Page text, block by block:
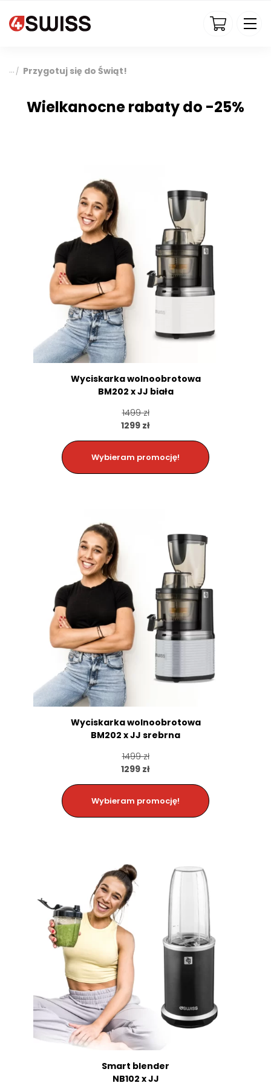
4swiss.pl
/ Przygotuj się do Świąt!
Wielkanocne rabaty do -25%
Wyciskarka wolnoobrotowa
BM202 x JJ biała
1499 zł
1299 zł
Wybieram promocję!
Wyciskarka wolnoobrotowa
BM202 x JJ srebrna
1499 zł
1299 zł
Wybieram promocję!
Smart blender
NB102 x JJ